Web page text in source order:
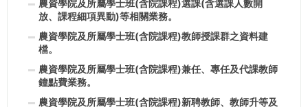
農資學院及所屬學士班(含院課程)選課(含選課人數開
放、課程細項異動)等相關業務。
農資學院及所屬學士班(含院課程)教師授課群之資料建
檔。
農資學院及所屬學士班(含院課程)兼任、專任及代課教師
鐘點費業務。
農資學院及所屬學士班(含院課程)新聘教師、教師升等及